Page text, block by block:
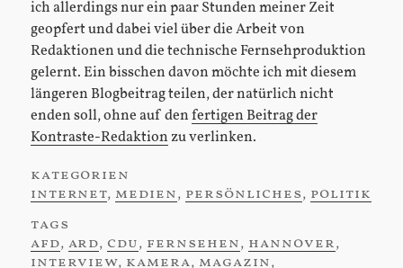
ich allerdings nur ein paar Stunden meiner Zeit
geopfert und dabei viel über die Arbeit von
Redaktionen und die technische Fernsehproduktion
gelernt. Ein bisschen davon möchte ich mit diesem
längeren Blogbeitrag teilen, der natürlich nicht
enden soll, ohne auf denfertigen Beitrag der
Kontraste-Redaktion zu verlinken.
kategorien
internet, medien, persönliches, politik
tags
afd, ard, cdu, fernsehen, hannover,
interview, kamera, magazin,